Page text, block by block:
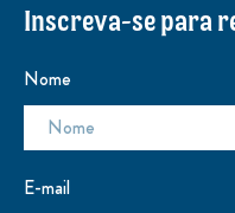
Inscreva-se para
Nome
E-mail